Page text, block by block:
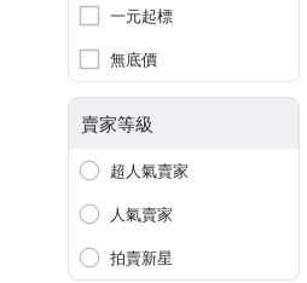
一元起標
無底價
賣家等級
超人氣賣家
人氣賣家
拍賣新星